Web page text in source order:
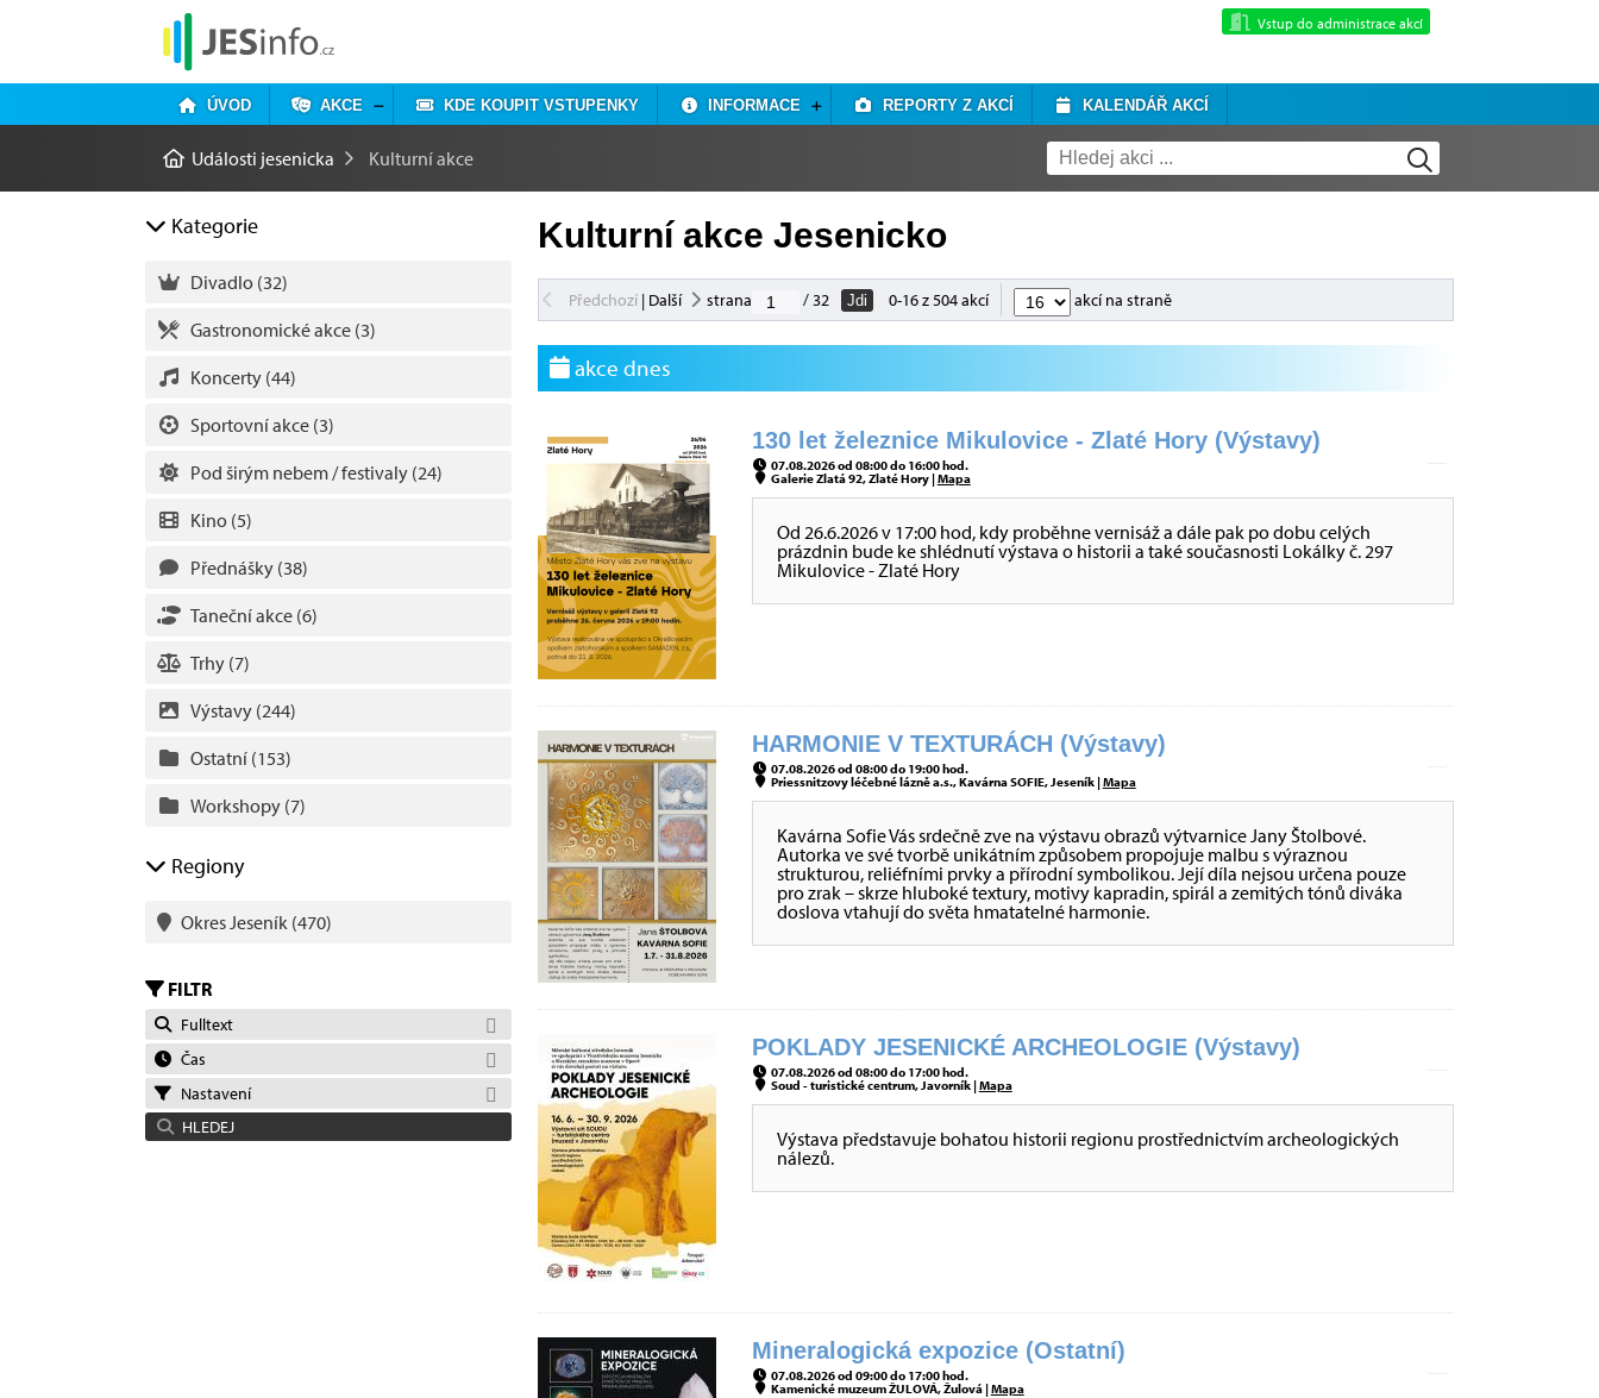
Vstup do administrace akcí
ÚVOD AKCE KDE KOUPIT VSTUPENKY INFORMACE REPORTY Z AKCÍ KALENDÁŘ AKCÍ
Události jesenicka Kulturní akce
Kategorie
Divadlo (32)
Gastronomické akce (3)
Koncerty (44)
Sportovní akce (3)
Pod širým nebem / festivaly (24)
Kino (5)
Přednášky (38)
Taneční akce (6)
Trhy (7)
Výstavy (244)
Ostatní (153)
Workshopy (7)
Regiony
Okres Jeseník (470)
FILTR
Fulltext
Čas
Nastavení
HLEDEJ
Kulturní akce Jesenicko
Předchozí| Další strana / 32 Jdi 0-16 z 504 akcí akcí na straně
akce dnes
130 let železnice Mikulovice - Zlaté Hory (Výstavy)
07.08.2026 od 08:00 do 16:00 hod.
Galerie Zlatá 92, Zlaté Hory |Mapa
Od 26.6.2026 v 17:00 hod, kdy proběhne vernisáž a dále pak po dobu celých
prázdnin bude ke shlédnutí výstava o historii a také současnosti Lokálky č. 297
Mikulovice - Zlaté Hory
HARMONIE V TEXTURÁCH (Výstavy)
07.08.2026 od 08:00 do 19:00 hod.
Priessnitzovy léčebné lázně a.s., Kavárna SOFIE, Jeseník |Mapa
Kavárna Sofie Vás srdečně zve na výstavu obrazů výtvarnice Jany Štolbové.
Autorka ve své tvorbě unikátním způsobem propojuje malbu s výraznou
strukturou, reliéfními prvky a přírodní symbolikou. Její díla nejsou určena pouze
pro zrak – skrze hluboké textury, motivy kapradin, spirál a zemitých tónů diváka
doslova vtahují do světa hmatatelné harmonie.
POKLADY JESENICKÉ ARCHEOLOGIE (Výstavy)
07.08.2026 od 08:00 do 17:00 hod.
Soud - turistické centrum, Javorník |Mapa
Výstava představuje bohatou historii regionu prostřednictvím archeologických
nálezů.
Mineralogická expozice (Ostatní)
07.08.2026 od 09:00 do 17:00 hod.
Kamenické muzeum ŽULOVÁ, Žulová |Mapa